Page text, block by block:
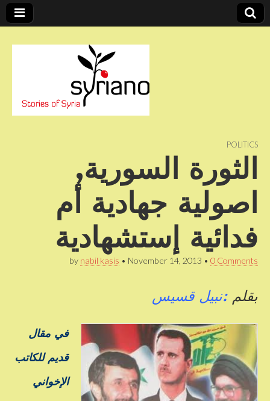
syriano POLITICS
الثورة السورية,
اصولية جهادية أم
فدائية إستشهادية
by nabil kasis • November 14, 2013 • 0 Comments
بقلم:نبيل قسيس
في مقال
قديم للكاتب
الإخواني